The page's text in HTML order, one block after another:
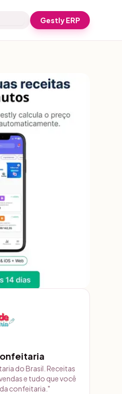
Gestly ERP
do Brasil. Receitas
e tudo que você
confeitaria. "